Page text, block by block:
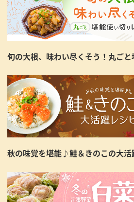
旬の大根、味わい尽くそう！丸ご
秋の味覚を堪能♪鮭＆きのこの大活